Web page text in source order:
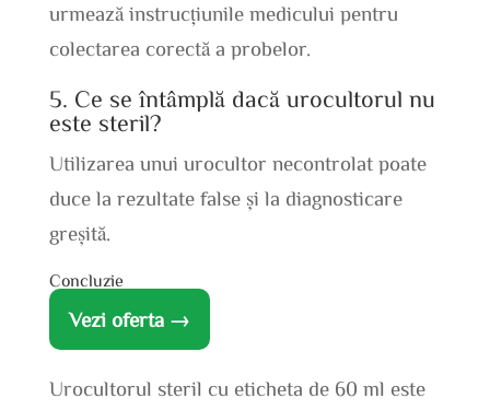
urmează instrucțiunile medicului pentru
colectarea corectă a probelor.
5. Ce se întâmplă dacă urocultorul nu
este steril?
Utilizarea unui urocultor necontrolat poate
duce la rezultate false și la diagnosticare
greșită.
Concluzie
Vezi oferta →
Urocultorul steril cu eticheta de 60 ml este